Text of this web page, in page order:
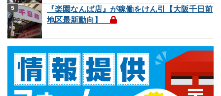
『楽園なんば店』が稼働をけん引【大阪千日前
地区最新動向】